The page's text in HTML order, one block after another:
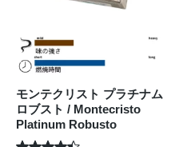
モンテクリスト プラチナム
ロブスト / Montecristo
Platinum Robusto